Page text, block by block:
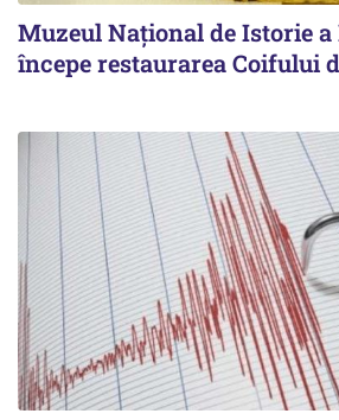
Muzeul Național de Istorie a
începe restaurarea Coifului